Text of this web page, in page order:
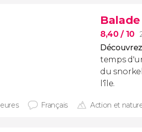
8,40/ 10
temps
du
l'île.
Français Action et